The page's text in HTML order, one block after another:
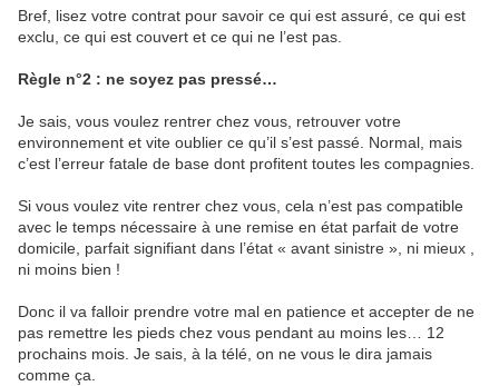
Bref, lisez votre contrat pour savoir ce qui est assuré, ce qui est
exclu, ce qui est couvert et ce qui ne l’est pas.
Règle n°2 : ne soyez pas pressé…
Je sais, vous voulez rentrer chez vous, retrouver votre
environnement et vite oublier ce qu’il s’est passé. Normal, mais
c’est l’erreur fatale de base dont profitent toutes les compagnies.
Si vous voulez vite rentrer chez vous, cela n’est pas compatible
avec le temps nécessaire à une remise en état parfait de votre
domicile, parfait signifiant dans l’état « avant sinistre », ni mieux ,
ni moins bien !
Donc il va falloir prendre votre mal en patience et accepter de ne
pas remettre les pieds chez vous pendant au moins les… 12
prochains mois. Je sais, à la télé, on ne vous le dira jamais
comme ça.